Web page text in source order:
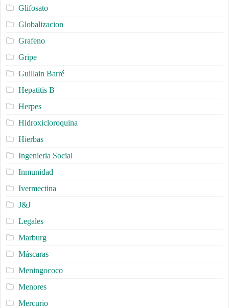
Glifosato
Globalizacion
Grafeno
Gripe
Guillain Barré
Hepatitis B
Herpes
Hidroxicloroquina
Hierbas
Ingenieria Social
Inmunidad
Ivermectina
J&J
Legales
Marburg
Máscaras
Meningococo
Menores
Mercurio